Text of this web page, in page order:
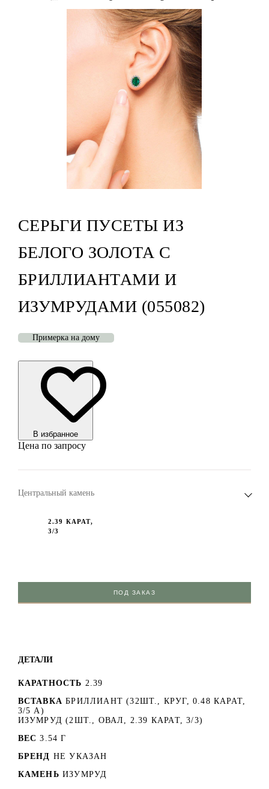
СЕРЬГИ ПУСЕТЫ ИЗ
БЕЛОГО ЗОЛОТА С
БРИЛЛИАНТАМИ И
ИЗУМРУДАМИ (055082)
Примерка на дому
В избранноe
Цена по запросу
Центральный камень
2.39 КАРАТ,
3/3
ПОД ЗАКАЗ
ДЕТАЛИ
КАРАТНОСТЬ 2.39
ВСТАВКА БРИЛЛИАНТ (32ШТ., КРУГ, 0.48 КАРАТ,
3/5 А)
ИЗУМРУД (2ШТ., ОВАЛ, 2.39 КАРАТ, 3/3)
ВЕС 3.54 Г
БРЕНД НЕ УКАЗАН
КАМЕНЬ ИЗУМРУД